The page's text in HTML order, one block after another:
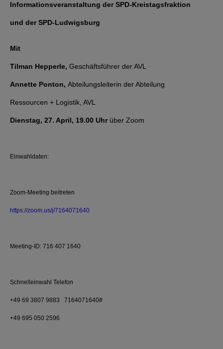
Informationsveranstaltung der SPD-Kreistagsfraktion
und der SPD-Ludwigsburg
Mit
Tilman Hepperle, Geschäftsführer der AVL
Annette Ponton, Abteilungsleiterin der Abteilung
Ressourcen + Logistik, AVL
Dienstag, 27. April, 19.00 Uhr über Zoom
Einwahldaten:
Zoom-Meeting beitreten
https://zoom.us/j/7164071640
Meeting-ID: 716 407 1640
Schnelleinwahl Telefon
+49 69 3807 9883 7164071640#
+49 695 050 2596